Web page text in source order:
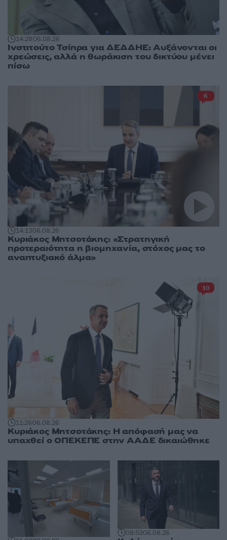
14:2806.08.26
Ινστιτούτο Τσίπρα για ΔΕΔΔΗΕ: Αυξάνονται οι
χρεώσεις, αλλά η θωράκιση του δικτύου μένει
πίσω
14:1306.08.26
Κυριάκος Μητσοτάκης: «Στρατηγική
προτεραιότητα η βιομηχανία, στόχος μας το
αναπτυξιακό άλμα»
6
11:2606.08.26
Κυριάκος Μητσοτάκης: Η απόφασή μας να
υπαχθεί ο ΟΠΕΚΕΠΕ στην ΑΑΔΕ δικαιώθηκε
10
08:5306.08.26